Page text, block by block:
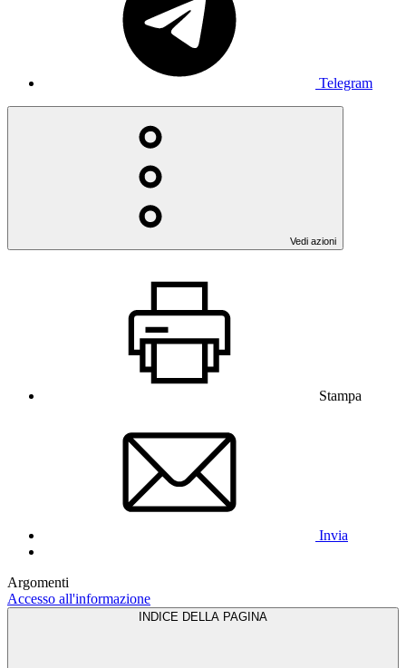
Telegram
Vedi azioni
Stampa
Invia
Argomenti
Accesso all'informazione
INDICE DELLA PAGINA